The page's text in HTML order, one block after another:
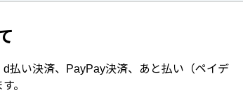
払い決済、PayPay決済、あと払い（ペイデ
。